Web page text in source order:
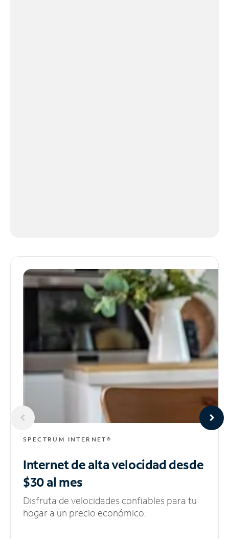
SPECTRUM INTERNET®
Internet de alta velocidaddesde
$30 al mes
Disfruta de velocidades confiables para tu
hogar a un precio económico.